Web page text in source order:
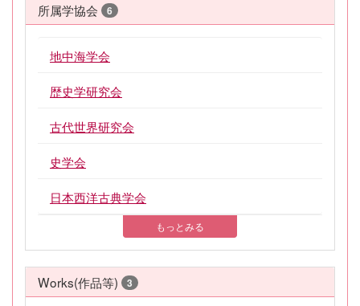
所属学協会 6
地中海学会
歴史学研究会
古代世界研究会
史学会
日本西洋古典学会
もっとみる
Works(作品等) 3